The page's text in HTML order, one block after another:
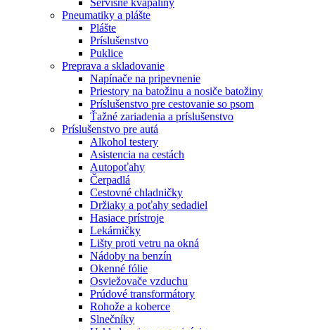
Pneumatiky a plášte
Plášte
Príslušenstvo
Puklice
Preprava a skladovanie
Napínače na pripevnenie
Priestory na batožinu a nosiče batožiny
Príslušenstvo pre cestovanie so psom
Ťažné zariadenia a príslušenstvo
Príslušenstvo pre autá
Alkohol testery
Asistencia na cestách
Autopoťahy
Čerpadlá
Cestovné chladničky
Držiaky a poťahy sedadiel
Hasiace prístroje
Lekárničky
Lišty proti vetru na okná
Nádoby na benzín
Okenné fólie
Osviežovače vzduchu
Prúdové transformátory
Rohože a koberce
Slnečníky